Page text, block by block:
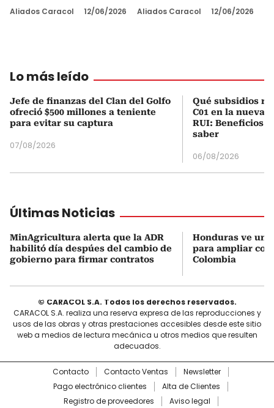
Aliados Caracol 12/06/2026 Aliados Caracol 12/06/2026
Lo más leído
Jefe de finanzas del Clan del Golfo
ofreció $500 millones a teniente
para evitar su captura
07/08/2026
Qué subsidios
C01 en la nueva
RUI: Beneficios
saber
06/08/2026
Últimas Noticias
MinAgricultura alerta que la ADR
habilitó día despúes del cambio de
gobierno para firmar contratos
Honduras ve
para ampliar
Colombia
© CARACOL S.A. Todos los derechos reservados.
CARACOL S.A. realiza una reserva expresa de las reproducciones y
usos de las obras y otras prestaciones accesibles desde este sitio
web a medios de lectura mecánica u otros medios que resulten
adecuados.
Contacto Contacto Ventas
Newsletter
Pago electrónico clientes
Alta de Clientes
Registro de proveedores
Aviso legal